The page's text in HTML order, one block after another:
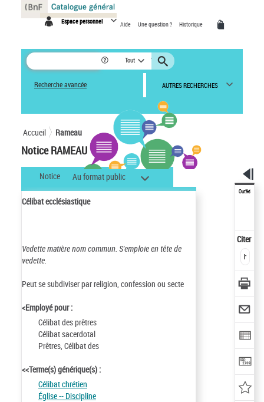
Espace personnel Aide Une question ? Historique
Tout
Recherche avancée AUTRES RECHERCHES
Accueil Rameau
Notice RAMEAU
Notice Au format public
Célibat ecclésiastique
Vedette matière nom commun. S'emploie en tête de
vedette.
Peut se subdiviser par religion, confession ou secte
<Employé pour :
Célibat des prêtres
Célibat sacerdotal
Prêtres, Célibat des
<<Terme(s) générique(s) :
Célibat chrétien
Église -- Discipline
Outils
Citer
Panneau de gestion des cookies